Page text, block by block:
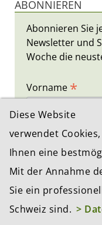
ABONNIEREN
Abonnieren Sie
Newsletter und
Woche die
Vorname *
Nachname*
*
Diese Website
verwendet
Ihnen eine
Mit der Annahme
Sie ein
Schweiz sind. >